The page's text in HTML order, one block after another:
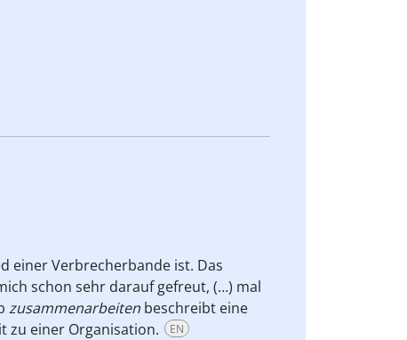
einer Verbrecherbande ist. Das
schon sehr darauf gefreut, (…) mal
zusammenarbeiten beschreibt eine
zu einer Organisation.
EN